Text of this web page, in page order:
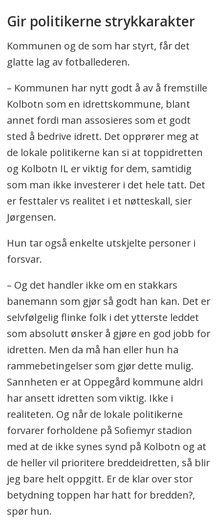
Gir politikerne strykkarakter
Kommunen og de som har styrt, får det
glatte lag av fotballederen.
– Kommunen har nytt godt å av å fremstille
Kolbotn som en idrettskommune, blant
annet fordi man assosieres som et godt
sted å bedrive idrett. Det opprører meg at
de lokale politikerne kan si at toppidretten
og Kolbotn IL er viktig for dem, samtidig
som man ikke investerer i det hele tatt. Det
er festtaler vs realitet i et nøtteskall, sier
Jørgensen.
Hun tar også enkelte utskjelte personer i
forsvar.
– Og det handler ikke om en stakkars
banemann som gjør så godt han kan. Det er
selvfølgelig flinke folk i det ytterste leddet
som absolutt ønsker å gjøre en god jobb for
idretten. Men da må han eller hun ha
rammebetingelser som gjør dette mulig.
Sannheten er at Oppegård kommune aldri
har ansett idretten som viktig. Ikke i
realiteten. Og når de lokale politikerne
forvarer forholdene på Sofiemyr stadion
med at de ikke synes synd på Kolbotn og at
de heller vil prioritere breddeidretten, så blir
jeg bare helt oppgitt. Er de klar over stor
betydning toppen har hatt for bredden?,
spør hun.